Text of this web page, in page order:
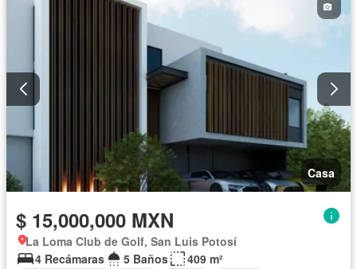
Casa
$ 15,000,000 MXN
La Loma Club de Golf, San Luis Potosí
4 Recámaras
5 Baños
409 m²